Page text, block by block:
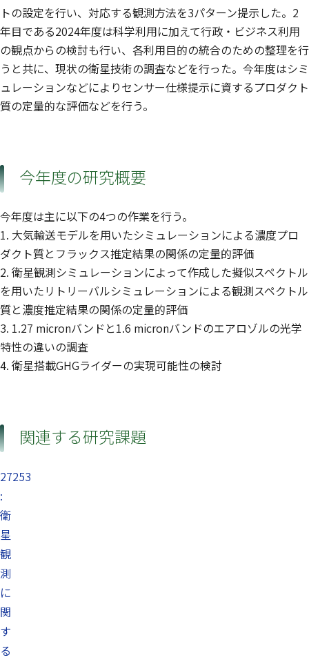
トの設定を行い、対応する観測方法を3パターン提示した。2
年目である2024年度は科学利用に加えて行政・ビジネス利用
の観点からの検討も行い、各利用目的の統合のための整理を行
うと共に、現状の衛星技術の調査などを行った。今年度はシミ
ュレーションなどによりセンサー仕様提示に資するプロダクト
質の定量的な評価などを行う。
今年度の研究概要
今年度は主に以下の4つの作業を行う。
1. 大気輸送モデルを用いたシミュレーションによる濃度プロ
ダクト質とフラックス推定結果の関係の定量的評価
2. 衛星観測シミュレーションによって作成した擬似スペクトル
を用いたリトリーバルシミュレーションによる観測スペクトル
質と濃度推定結果の関係の定量的評価
3. 1.27 micronバンドと1.6 micronバンドのエアロゾルの光学
特性の違いの調査
4. 衛星搭載GHGライダーの実現可能性の検討
関連する研究課題
27253
:
衛
星
観
測
に
関
す
る